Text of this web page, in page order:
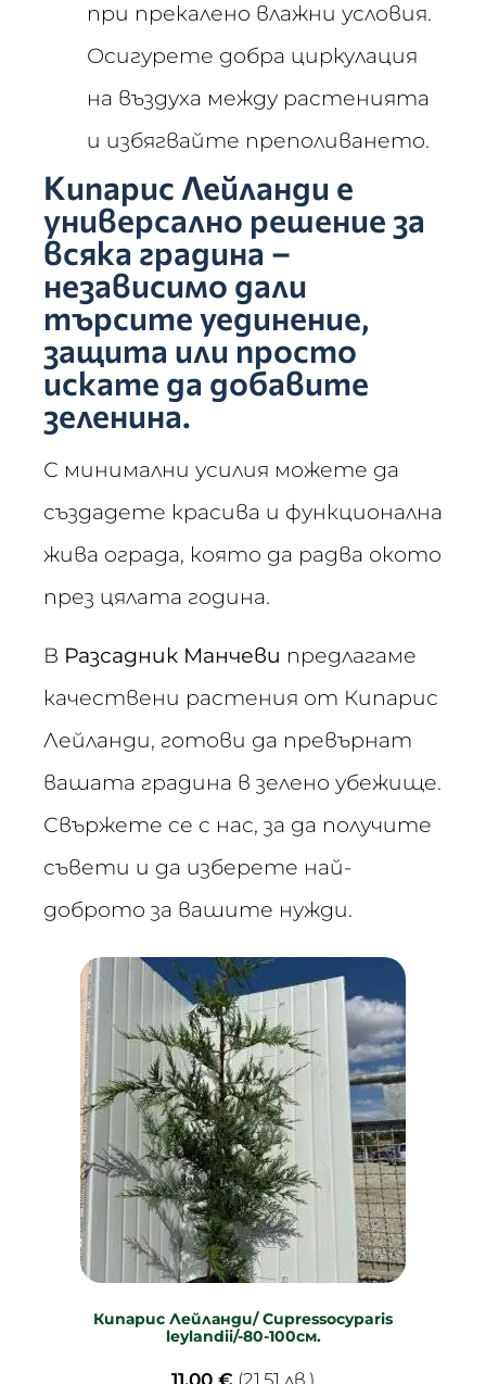
при прекалено влажни условия.
Осигурете добра циркулация
на въздуха между растенията
и избягвайте преполиването.
Кипарис Лейланди е
универсално решение за
всяка градина –
независимо дали
търсите уединение,
защита или просто
искате да добавите
зеленина.
С минимални усилия можете да
създадете красива и функционална
жива ограда, която да радва окото
през цялата година.
В Разсадник Манчеви предлагаме
качествени растения от Кипарис
Лейланди, готови да превърнат
вашата градина в зелено убежище.
Свържете се с нас, за да получите
съвети и да изберете най-
доброто за вашите нужди.
Кипарис Лейланди/ Cupressocyparis
leylandii/-80-100см.
11.00 € (21.51 лв.)